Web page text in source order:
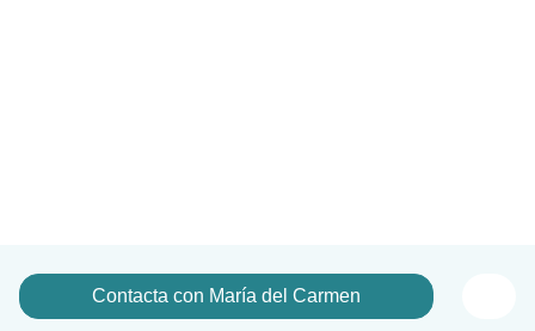
Contacta con María del Carmen